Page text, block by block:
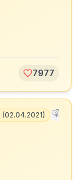
7977
(02.04.2021) +